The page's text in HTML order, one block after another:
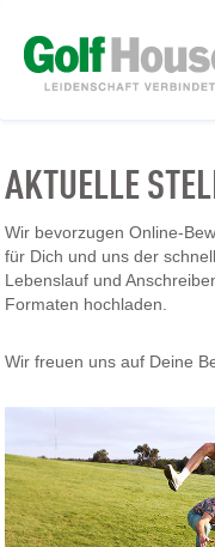
AKTUELLE
Wir bevorzugen Online-
für Dich und uns der
Lebenslauf und
Formaten hochladen.
Wir freuen uns auf Deine